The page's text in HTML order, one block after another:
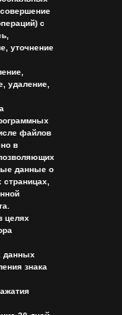
с
уточнение
удаление,
файлов
в
данные о
целях
данных
знака